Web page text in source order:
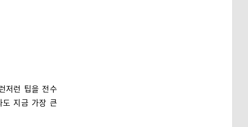
저런 팁을 전수
도 지금 가장 큰